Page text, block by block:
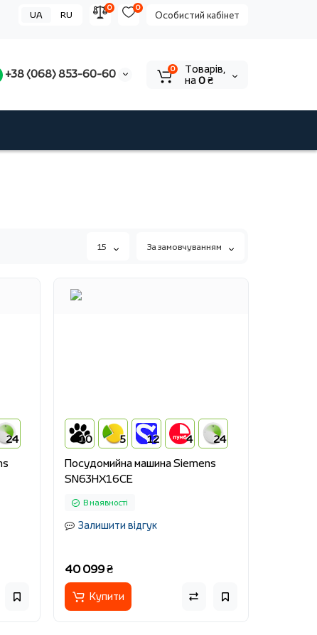
Особистий кабінет
0
0
UA RU
+38 (068) 853-60-60 0
Tоварів,
на0 ₴
15 За замовчуванням
24 10 5 12 4 24
Посудомийна машина Siemens
SN63HX16CE
В наявності
Залишити відгук
40 099 ₴
Купити